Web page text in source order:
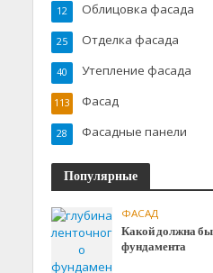
Облицовка фасада
12
Отделка фасада
25
Утепление фасада
40
Фасад
113
Фасадные панели
28
Популярные
ФАСАД
Какой должна
фундамента